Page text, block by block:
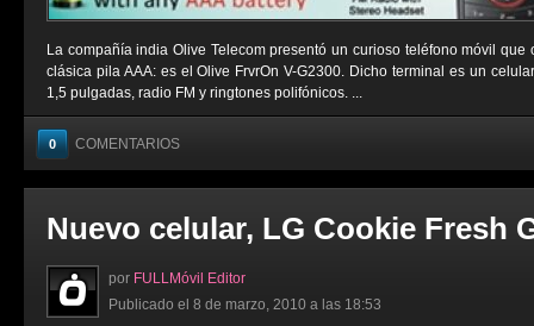
La compañía india Olive Telecom presentó un curioso teléfono móvil
clásica pila AAA: es el Olive FrvrOn V-G2300. Dicho terminal es un
1,5 pulgadas, radio FM y ringtones polifónicos. ...
0 COMENTARIOS
Nuevo celular, LG Cookie Fresh
por FULLMóvil Editor
Publicado el 8 de marzo, 2010 a las 18:53